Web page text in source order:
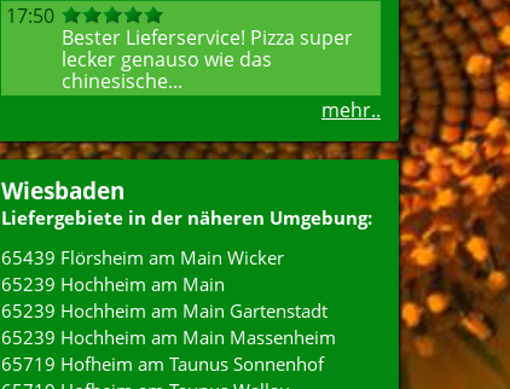
17:50
Bester Lieferservice! Pizza super
lecker genauso wie das
chinesische...
mehr..
Wiesbaden
Liefergebiete in der näheren Umgebung:
65439 Flörsheim am Main Wicker
65239 Hochheim am Main
65239 Hochheim am Main Gartenstadt
65239 Hochheim am Main Massenheim
65719 Hofheim am Taunus Sonnenhof